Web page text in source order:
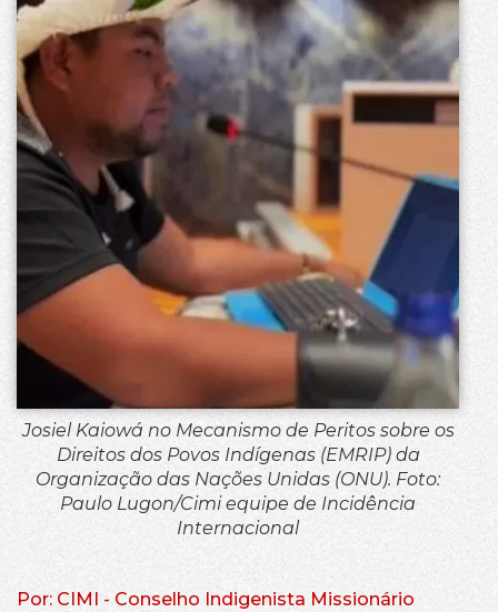
Josiel Kaiowá no Mecanismo de Peritos sobre os
Direitos dos Povos Indígenas (EMRIP) da
Organização das Nações Unidas (ONU). Foto:
Paulo Lugon/Cimi equipe de Incidência
Internacional
Por: CIMI - Conselho Indigenista Missionário